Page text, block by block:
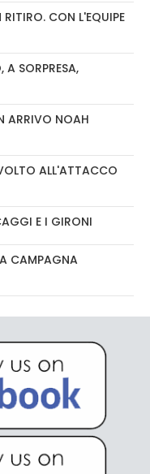
CON L'EQUIPE
SORPRESA,
ARRIVO NOAH
ALL'ATTACCO
E I GIRONI
CAMPAGNA